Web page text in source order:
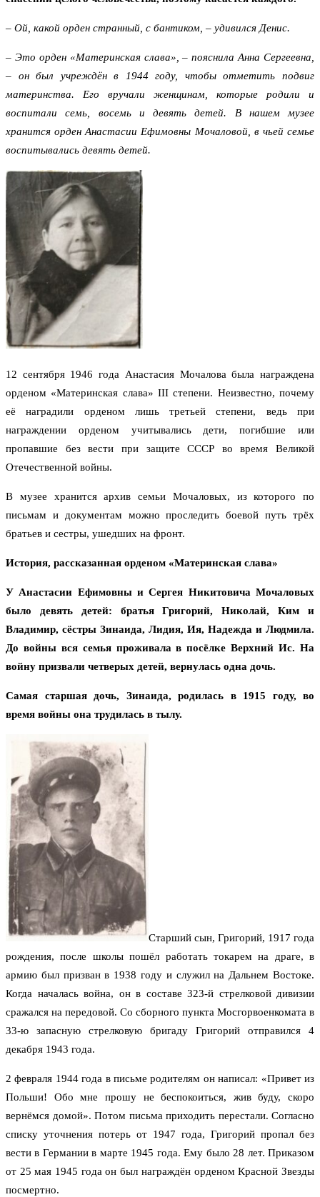
– Ой, какой орден странный, с бантиком, – удивился Денис.
– Это орден «Материнская слава», – пояснила Анна Сергеевна,
– он был учреждён в 1944 году, чтобы отметить подвиг
материнства. Его вручали женщинам, которые родили и
воспитали семь, восемь и девять детей. В нашем музее
хранится орден Анастасии Ефимовны Мочаловой, в чьей семье
воспитывались девять детей.
12 сентября 1946 года Анастасия Мочалова была награждена
орденом «Материнская слава» III степени. Неизвестно, почему
её наградили орденом лишь третьей степени, ведь при
награждении орденом учитывались дети, погибшие или
пропавшие без вести при защите СССР во время Великой
Отечественной войны.
В музее хранится архив семьи Мочаловых, из которого по
письмам и документам можно проследить боевой путь трёх
братьев и сестры, ушедших на фронт.
История, рассказанная орденом «Материнская слава»
У Анастасии Ефимовны и Сергея Никитовича Мочаловых
было девять детей: братья Григорий, Николай, Ким и
Владимир, сёстры Зинаида, Лидия, Ия, Надежда и Людмила.
До войны вся семья проживала в посёлке Верхний Ис. На
войну призвали четверых детей, вернулась одна дочь.
Самая старшая дочь, Зинаида, родилась в 1915 году, во
время войны она трудилась в тылу.
Старший сын, Григорий, 1917 года
рождения, после школы пошёл работать токарем на драге, в
армию был призван в 1938 году и служил на Дальнем Востоке.
Когда началась война, он в составе 323-й стрелковой дивизии
сражался на передовой. Со сборного пункта Мосгорвоенкомата в
33-ю запасную стрелковую бригаду Григорий отправился 4
декабря 1943 года.
2 февраля 1944 года в письме родителям он написал: «Привет из
Польши! Обо мне прошу не беспокоиться, жив буду, скоро
вернёмся домой». Потом письма приходить перестали. Согласно
списку уточнения потерь от 1947 года, Григорий пропал без
вести в Германии в марте 1945 года. Ему было 28 лет. Приказом
от 25 мая 1945 года он был награждён орденом Красной Звезды
посмертно.